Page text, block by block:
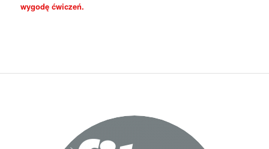
wygodę ćwiczeń.